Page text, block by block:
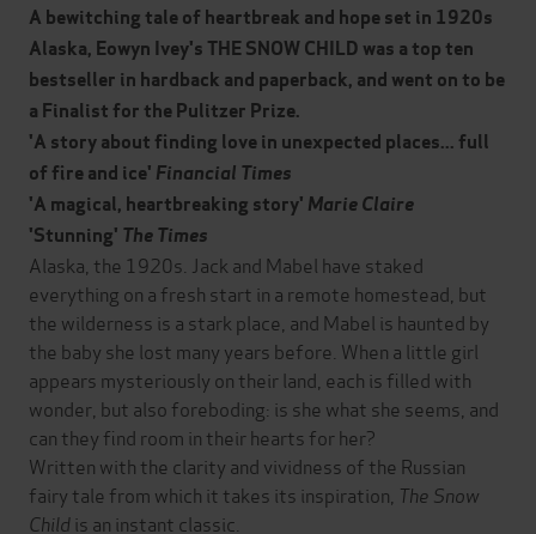
A bewitching tale of heartbreak and hope set in 1920s
Alaska, Eowyn Ivey's THE SNOW CHILD was a top ten
bestseller in hardback and paperback, and went on to be
a Finalist for the Pulitzer Prize.
'A story about finding love in unexpected places... full
of fire and ice' Financial Times
'A magical, heartbreaking story' Marie Claire
'Stunning' The Times
Alaska, the 1920s. Jack and Mabel have staked
everything on a fresh start in a remote homestead, but
the wilderness is a stark place, and Mabel is haunted by
the baby she lost many years before. When a little girl
appears mysteriously on their land, each is filled with
wonder, but also foreboding: is she what she seems, and
can they find room in their hearts for her?
Written with the clarity and vividness of the Russian
fairy tale from which it takes its inspiration, The Snow
Childis an instant classic.